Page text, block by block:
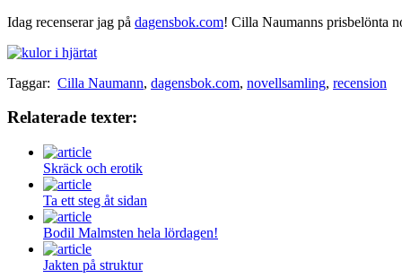
Idag recenserar jag på dagensbok.com! Cilla Naumanns prisbelönta
Taggar: Cilla Naumann, dagensbok.com, novellsamling, recension
Relaterade texter:
Skräck och erotik
Ta ett steg åt sidan
Bodil Malmsten hela lördagen!
Jakten på struktur